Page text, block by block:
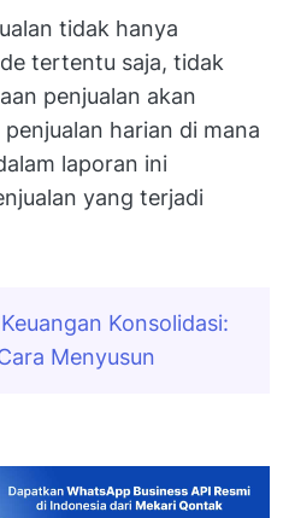
tidak hanya
tertentu saja, tidak
penjualan akan
harian di mana
laporan ini
yang terjadi
Konsolidasi:
Menyusun